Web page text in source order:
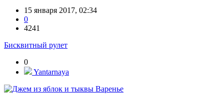
15 января 2017, 02:34
0
4241
Бисквитный рулет
0
Yantarnaya
Варенье